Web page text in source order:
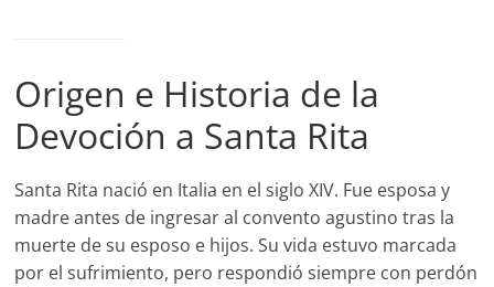
Origen e Historia de la
Devoción a Santa Rita
Santa Rita nació en Italia en el siglo XIV. Fue esposa y
madre antes de ingresar al convento agustino tras la
muerte de su esposo e hijos. Su vida estuvo marcada
por el sufrimiento, pero respondió siempre con perdón